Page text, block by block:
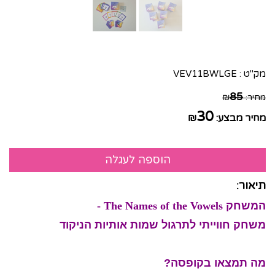
מק"ט : VEV11BWLGE
מחיר: ₪85
מחיר מבצע: ₪30
תיאור:
המשחק The Names of the Vowels -
משחק חווייתי לתרגול שמות אותיות הניקוד
מה תמצאו בקופסה?